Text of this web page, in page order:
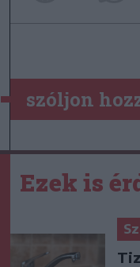
szóljon
Ezek is